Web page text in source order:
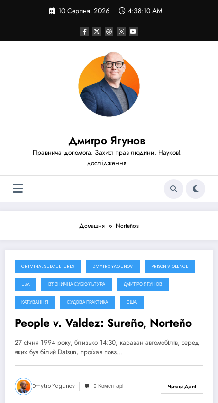
10 Серпня, 2026 4:38:12 AM
Дмитро Ягунов
Правнича допомога. Захист прав людини. Наукові
дослідження
Домашня Norteños
11 Січня, 2025
CRIMINAL SUBCULTURES DMYTRO YAGUNOV PRISON VIOLENCE
USA В'ЯЗНИЧНА СУБКУЛЬТУРА ДМИТРО ЯГУНОВ
КАТУВАННЯ СУДОВА ПРАКТИКА США
People v. Valdez: Sureño, Norteño
27 січня 1994 року, близько 14:30, караван автомобілів, серед
яких був білий Datsun, проїхав повз…
Dmytro Yagunov 0 Коментарі Читати Далі